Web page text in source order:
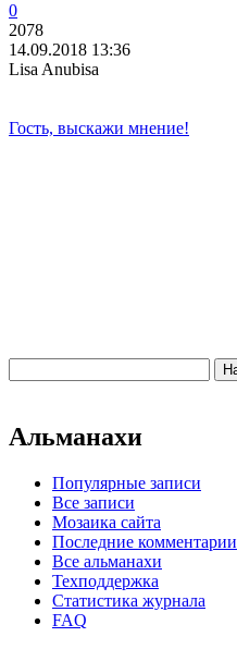
0
2078
14.09.2018 13:36
Lisa Anubisa
Гость, выскажи мнение!
Альманахи
Популярные записи
Все записи
Мозаика сайта
Последние комментарии
Все альманахи
Техподдержка
Статистика журнала
FAQ